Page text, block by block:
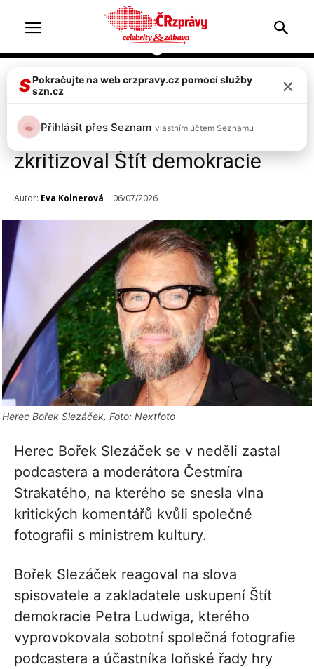
Celebrity
Bořek Slezáček se zastal
Čestmíra Strakatého a
zkritizoval Štít demokracie
Autor: Eva Kolnerová 06/07/2026
Herec Bořek Slezáček. Foto: Nextfoto
Herec Bořek Slezáček se v neděli zastal
podcastera a moderátora Čestmíra
Strakatého, na kterého se snesla vlna
kritických komentářů kvůli společné
fotografii s ministrem kultury.
Bořek Slezáček reagoval na slova
spisovatele a zakladatele uskupení Štít
demokracie Petra Ludwiga, kterého
vyprovokovala sobotní společná fotografie
podcastera a účastníka loňské řady hry
SPokračujte na web crzpravy.cz pomocí služby
szn.cz
×
Přihlásit přes Seznam vlastním účtem Seznamu